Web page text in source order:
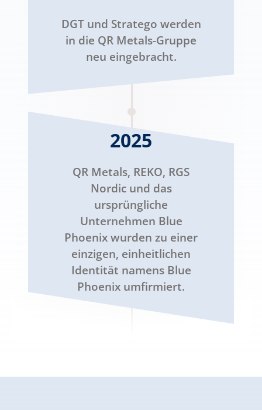
DGT und Stratego werden
in die QR Metals-Gruppe
neu eingebracht.
2025
QR Metals, REKO, RGS
Nordic und das
ursprüngliche
Unternehmen Blue
Phoenix wurden zu einer
einzigen, einheitlichen
Identität namens Blue
Phoenix umfirmiert.